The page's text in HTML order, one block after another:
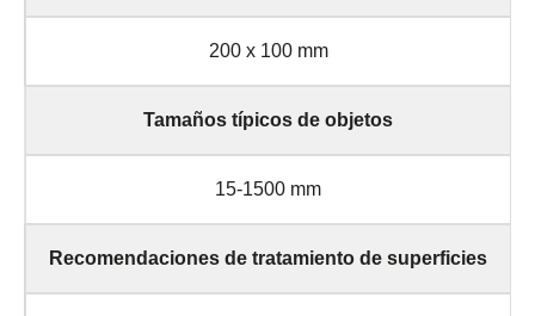
200 x 100 mm
Tamaños típicos de objetos
15-1500 mm
Recomendaciones de tratamiento de superficies